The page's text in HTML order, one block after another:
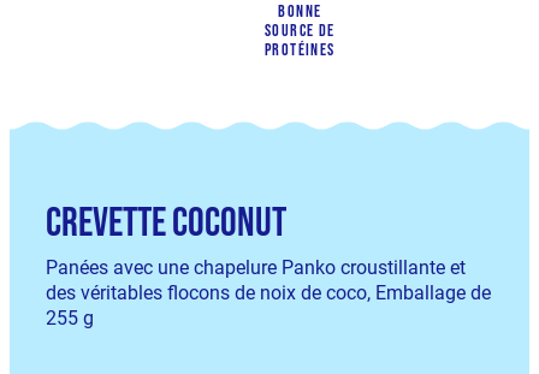
Crevette Coconut
Panées avec une chapelure Panko croustillante et
des véritables flocons de noix de coco, Emballage de
255 g
Bonne
source de
protéines